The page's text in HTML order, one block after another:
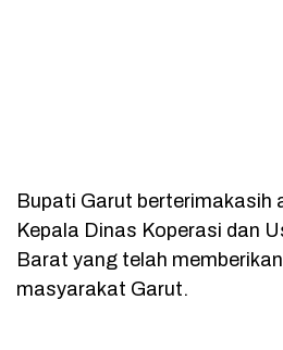
Bupati Garut berterimakasih
Kepala Dinas Koperasi dan
Barat yang telah
masyarakat Garut.